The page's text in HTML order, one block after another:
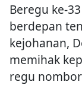
Beregu ke-
berdepan
kejohanan,
memihak
regu